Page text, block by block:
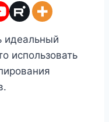
идеальный
использовать